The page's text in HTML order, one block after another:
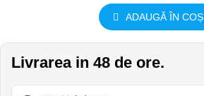
ADAUGĂ ÎN COȘ
Livrarea in 48 de ore.